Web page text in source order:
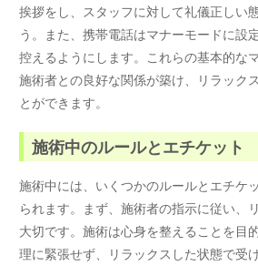
挨拶をし、スタッフに対して礼儀正しい
う。また、携帯電話はマナーモードに設
控えるようにします。これらの基本的な
施術者との良好な関係が築け、リラック
とができます。
施術中のルールとエチケット
施術中には、いくつかのルールとエチケ
られます。まず、施術者の指示に従い、
大切です。施術は心身を整えることを目
理に緊張せず、リラックスした状態で受